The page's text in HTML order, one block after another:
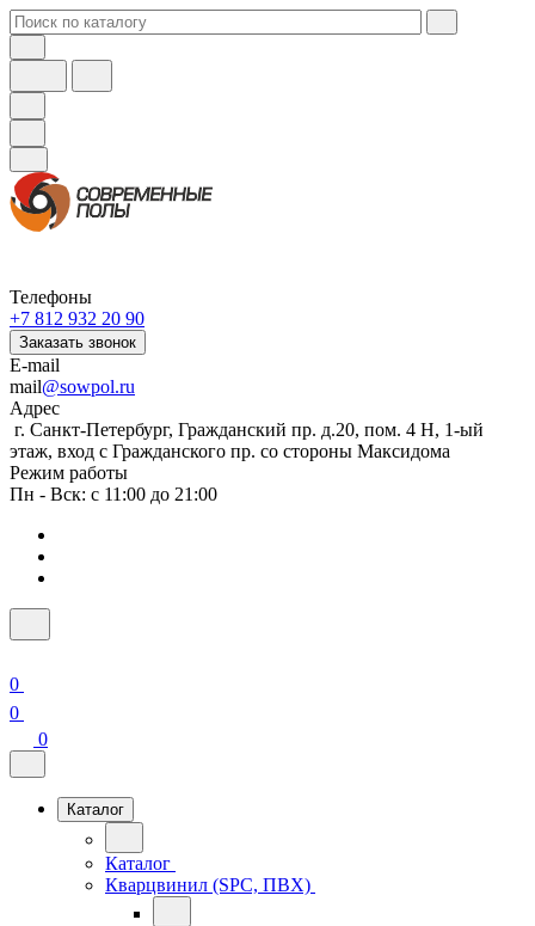
Телефоны
+7 812 932 20 90
Заказать звонок
E-mail
mail@sowpol.ru
Адрес
г. Санкт-Петербург, Гражданский пр. д.20, пом. 4 Н, 1-ый
этаж, вход с Гражданского пр. со стороны Максидома
Режим работы
Пн - Вск: с 11:00 до 21:00
0
0
0
Каталог
Каталог
Кварцвинил (SPC, ПВХ)